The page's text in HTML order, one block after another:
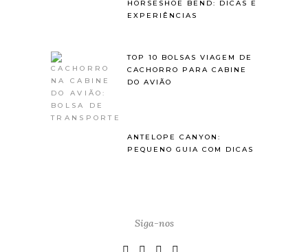
HORSESHOE BEND: DICAS E
EXPERIÊNCIAS
TOP 10 BOLSAS VIAGEM DE
CACHORRO PARA CABINE
DO AVIÃO
ANTELOPE CANYON:
PEQUENO GUIA COM DICAS
Siga-nos